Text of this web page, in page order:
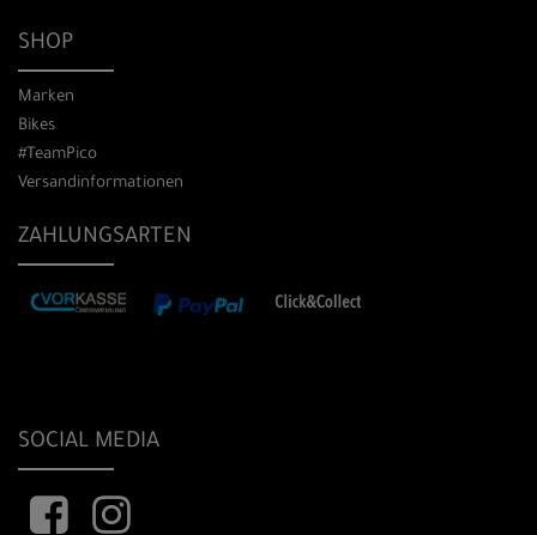
SHOP
Marken
Bikes
#TeamPico
Versandinformationen
ZAHLUNGSARTEN
SOCIAL MEDIA